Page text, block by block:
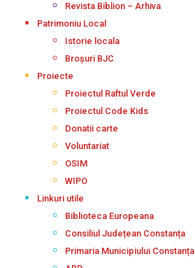
Revista Biblion – Arhiva
Patrimoniu Local
Istorie locala
Broșuri BJC
Proiecte
Proiectul Raftul Verde
Proiectul Code Kids
Donatii carte
Voluntariat
OSIM
WIPO
Linkuri utile
Biblioteca Europeana
Consiliul Județean Constanța
Primaria Municipiului Constanța